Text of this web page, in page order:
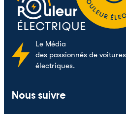
Le Média
des passionnés de voitures
électriques.
Nous suivre